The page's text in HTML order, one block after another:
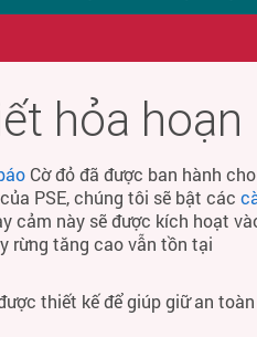
hỏa hoạn
Cờ đỏ đã được ban hành
PSE, chúng tôi sẽ bật các
cảm này sẽ được kích hoạt
rừng tăng cao vẫn tồn tại
thiết kế để giúp giữ an